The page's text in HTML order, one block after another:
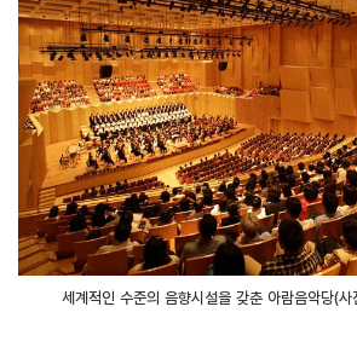
세계적인 수준의 음향시설을 갖춘 아람음악당(사